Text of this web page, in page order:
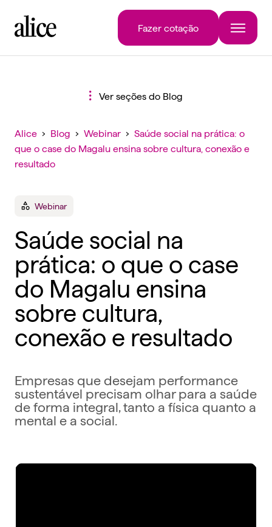
Fazer cotação
Ver seções do Blog
Alice › Blog › Webinar › Saúde social na prática: o
que o case do Magalu ensina sobre cultura, conexão e
resultado
Webinar
Saúde social na
prática: o que o case
do Magalu ensina
sobre cultura,
conexão e resultado
Empresas que desejam performance
sustentável precisam olhar para a saúde
de forma integral, tanto a física quanto a
mental e a social.